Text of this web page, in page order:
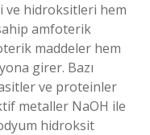
ve hidroksitleri hem
amfoterik
maddeler hem
girer. Bazı
ve proteinler
metaller NaOH ile
hidroksit